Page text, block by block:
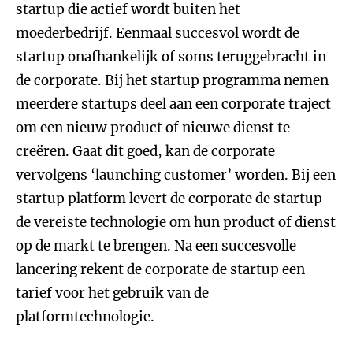
startup die actief wordt buiten het
moederbedrijf. Eenmaal succesvol wordt de
startup onafhankelijk of soms teruggebracht in
de corporate. Bij het startup programma nemen
meerdere startups deel aan een corporate traject
om een nieuw product of nieuwe dienst te
creëren. Gaat dit goed, kan de corporate
vervolgens ‘launching customer’ worden. Bij een
startup platform levert de corporate de startup
de vereiste technologie om hun product of dienst
op de markt te brengen. Na een succesvolle
lancering rekent de corporate de startup een
tarief voor het gebruik van de
platformtechnologie.